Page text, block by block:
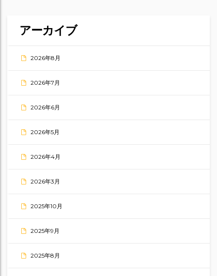
アーカイブ
2026年8月
2026年7月
2026年6月
2026年5月
2026年4月
2026年3月
2025年10月
2025年9月
2025年8月